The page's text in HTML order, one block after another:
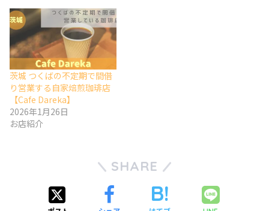
茨城 つくばの不定期で間借
り営業する自家焙煎珈琲店
【Cafe Dareka】
2026年1月26日
お店紹介
SHARE